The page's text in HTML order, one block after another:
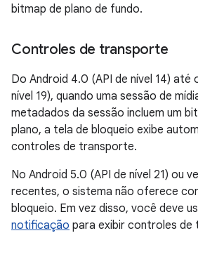
bitmap de plano de fundo.
Controles de transporte
Do Android 4.0 (API de nível 14) até
nível 19), quando uma sessão de
metadados da sessão incluem um
plano, a tela de bloqueio exibe
controles de transporte.
No Android 5.0 (API de nível 21) ou
recentes, o sistema não oferece
bloqueio. Em vez disso, você deve
notificação para exibir controles de